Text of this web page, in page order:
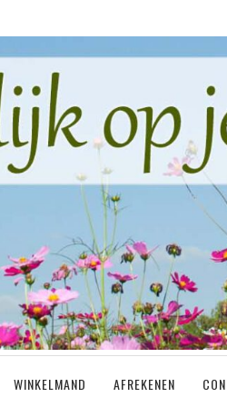
WINKELMAND AFREKENEN